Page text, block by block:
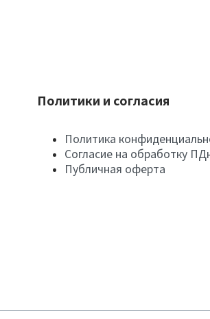
Политики и согласия
Политика
Согласие на обработку
Публичная оферта